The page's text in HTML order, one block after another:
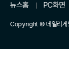
뉴스홈 PC화면
Copyright © 데일리